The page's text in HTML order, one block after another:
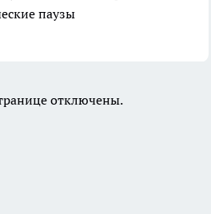
паузы
отключены.